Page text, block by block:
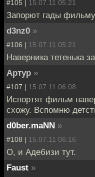
#105 | 15.07.11 05:21
Запорют гады
d3nz0 »
#106 | 15.07.11 05:21
Наверника тетенька
Артур »
#107 | 15.07.11 06:08
Испортят фильм
схожу. Вспомню
d0ber.maNN »
#108 | 15.07.11 06:16
О, и Адебизи тут.
Faust »